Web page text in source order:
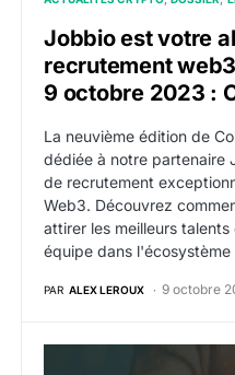
Jobbio est votre
recrutement
9 octobre 2023 :
La neuvième édition de
dédiée à notre partenaire
de recrutement
Web3. Découvrez
attirer les meilleurs
équipe dans
PAR ALEX LEROUX 9 octobre